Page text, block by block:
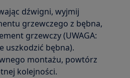
dźwigni, wyjmij
grzewczego z bębna,
grzewczy (UWAGA:
uszkodzić bębna).
montażu, powtórz
kolejności.